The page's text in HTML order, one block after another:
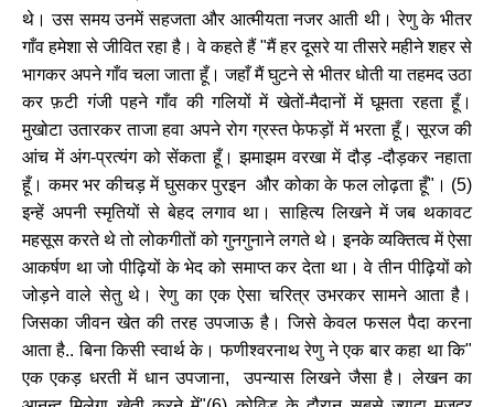
थे। उस समय उनमें सहजता और आत्मीयता नजर आती थी। रेणु के भीतर
गाँव हमेशा से जीवित रहा है। वे कहते हैं "मैं हर दूसरे या तीसरे महीने शहर से
भागकर अपने गाँव चला जाता हूँ। जहाँ मैं घुटने से भीतर धोती या तहमद उठा
कर फ़टी गंजी पहने गाँव की गलियों में खेतों-मैदानों में घूमता रहता हूँ।
मुखोटा उतारकर ताजा हवा अपने रोग ग्रस्त फेफड़ों में भरता हूँ। सूरज की
आंच में अंग-प्रत्यंग को सेंकता हूँ। झमाझम वरखा में दौड़-दौड़कर नहाता
हूँ। कमर भर कीचड़ में घुसकर पुरइन और कोका के फल लोढ़ता हूँ" । (5)
इन्हें अपनी स्मृतियों से बेहद लगाव था। साहित्य लिखने में जब थकावट
महसूस करते थे तो लोकगीतों को गुनगुनाने लगते थे। इनके व्यक्तित्व में ऐसा
आकर्षण था जो पीढ़ियों के भेद को समाप्त कर देता था। वे तीन पीढ़ियों को
जोड़ने वाले सेतु थे। रेणु का एक ऐसा चरित्र उभरकर सामने आता है।
जिसका जीवन खेत की तरह उपजाऊ है। जिसे केवल फसल पैदा करना
आता है..बिना किसी स्वार्थ के। फणीश्वरनाथ रेणु ने एक बार कहा था कि"
एक एकड़ धरती में धान उपजाना, उपन्यास लिखने जैसा है। लेखन का